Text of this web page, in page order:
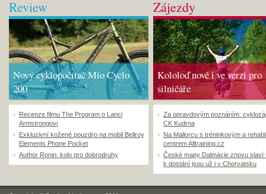
Review
Nový cyklopočítač Mio Cyclo
200
Recenze filmu The Program o Lanci
Armstrongovi
Exkluzivní kožené pouzdro na mobil Bellroy
Elements Phone Pocket
Author Ronin: kolo pro dobrodruhy
Zájezdy
Kololoď nově i ve verzi pro
silničáře
Za opravdovým poznáním:
CK Kudrna
Na Mallorcu s tréninkovým a
centrem Alltraining.cz
České mapy Dalmácie znovu slaví
k dostání jsou už i v Chorvatsku